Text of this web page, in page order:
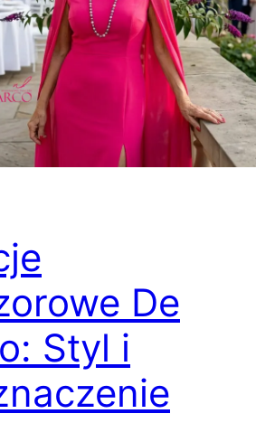
De
Styl i